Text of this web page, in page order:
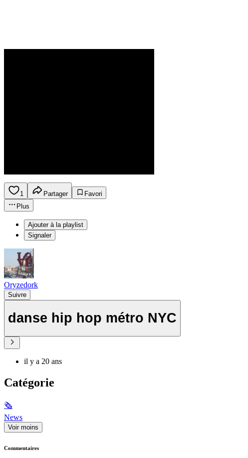
1 Partager
Favori
Plus
Ajouter à la playlist
Signaler
Oryzedork
Suivre
danse hip hop métro NYC
il y a 20 ans
Catégorie
🗞
News
Voir moins
Commentaires